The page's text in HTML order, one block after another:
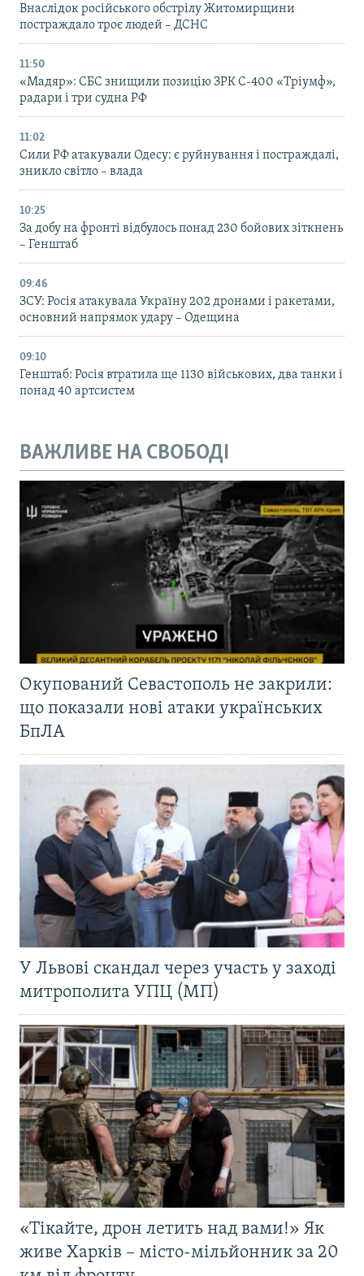
Внаслідок російського обстрілу Житомирщини
постраждало троє людей – ДСНС
11:50
«Мадяр»: СБС знищили позицію ЗРК С-400 «Тріумф»,
радари і три судна РФ
11:02
Сили РФ атакували Одесу: є руйнування і постраждалі,
зникло світло – влада
10:25
За добу на фронті відбулось понад 230 бойових зіткнень
– Генштаб
09:46
ЗСУ: Росія атакувала Україну 202 дронами і ракетами,
основний напрямок удару – Одещина
09:10
Генштаб: Росія втратила ще 1130 військових, два танки і
понад 40 артсистем
ВАЖЛИВЕ НА СВОБОДІ
Окупований Севастополь не закрили:
що показали нові атаки українських
БпЛА
У Львові скандал через участь у заході
митрополита УПЦ (МП)
«Тікайте, дрон летить над вами!» Як
живе Харків – місто-мільйонник за 20